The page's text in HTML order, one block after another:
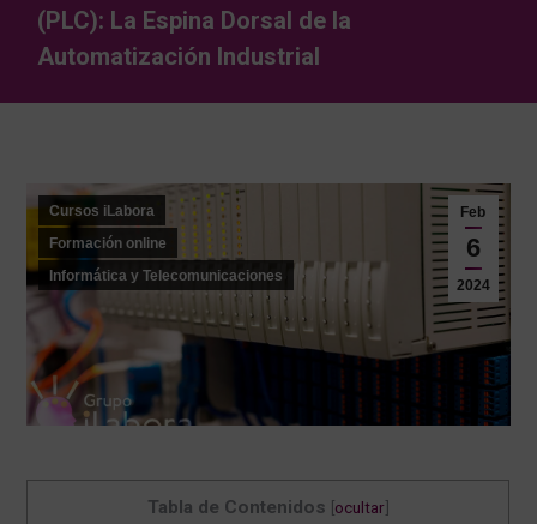
FORMACIÓN
CONTINUA
NOTICIAS
RCP-
DESA
CONVOCATORIAS
BLOG
(PLC): La Espina Dorsal de la
Automatización Industrial
Feb
6
2024
Cursos iLabora
Formación online
Informática y Telecomunicaciones
Tabla de Contenidos [ocultar]